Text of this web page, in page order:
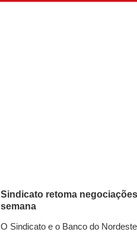
Sindicato retoma
semana
O Sindicato e o Banco do